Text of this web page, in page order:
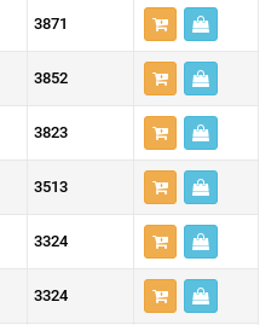
3871
3852
3823
3513
3324
3324